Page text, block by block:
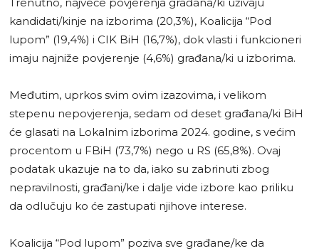
Trenutno, najveće povjerenja građana/ki uživaju
kandidati/kinje na izborima (20,3%), Koalicija “Pod
lupom” (19,4%) i CIK BiH (16,7%), dok vlasti i funkcioneri
imaju najniže povjerenje (4,6%) građana/ki u izborima.
Međutim, uprkos svim ovim izazovima, i velikom
stepenu nepovjerenja, sedam od deset građana/ki BiH
će glasati na Lokalnim izborima 2024. godine, s većim
procentom u FBiH (73,7%) nego u RS (65,8%). Ovaj
podatak ukazuje na to da, iako su zabrinuti zbog
nepravilnosti, građani/ke i dalje vide izbore kao priliku
da odlučuju ko će zastupati njihove interese.
Koalicija “Pod lupom” poziva sve građane/ke da